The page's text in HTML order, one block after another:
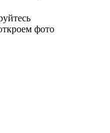
фото